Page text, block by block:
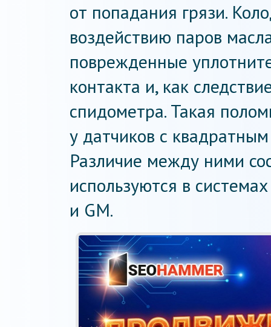
от попадания грязи.
воздействию паров
поврежденные
контакта и, как
спидометра. Такая
у датчиков с
Различие между ними
используются в
и GM.